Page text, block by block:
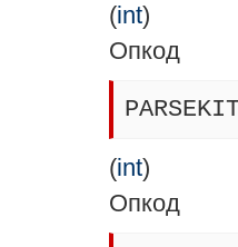
(int)
Опкод
(int)
Опкод